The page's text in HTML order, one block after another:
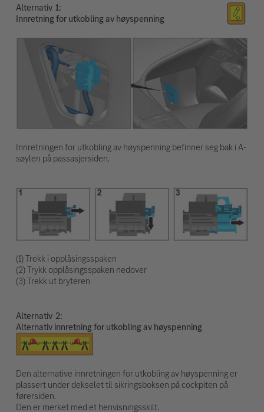
Alternativ
Innretning for utkobling av høyspenning
Innretningen for utkobling av høyspenning befinner seg bak i A-
søylen på passasjersiden.
(1) Trekk i opplåsingsspaken
(2) Trykk opplåsingsspaken nedover
(3) Trekk ut bryteren
Alternativ
Alternativ innretning for utkobling av høyspenning
Den alternative innretningen for utkobling av høyspenning er
plassert under dekselet til sikringsboksen på cockpiten på
førersiden.
Den er merket med et henvisningsskilt.